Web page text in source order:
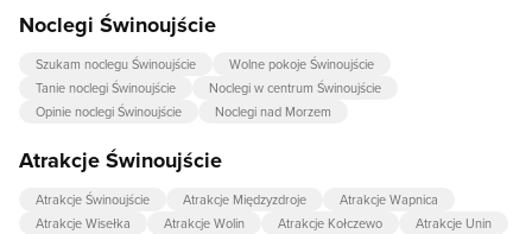
Noclegi Świnoujście
Szukam noclegu Świnoujście
Wolne pokoje Świnoujście
Tanie noclegi Świnoujście
Noclegi w centrum Świnoujście
Opinie noclegi Świnoujście
Noclegi nad Morzem
Atrakcje Świnoujście
Atrakcje Świnoujście Atrakcje Międzyzdroje
Atrakcje Wapnica
Atrakcje Wisełka
Atrakcje Wolin Atrakcje Kołczewo
Atrakcje Unin